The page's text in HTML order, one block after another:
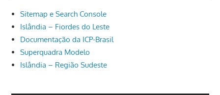
Sitemap e Search Console
Islândia – Fiordes do Leste
Documentação da ICP-Brasil
Superquadra Modelo
Islândia – Região Sudeste